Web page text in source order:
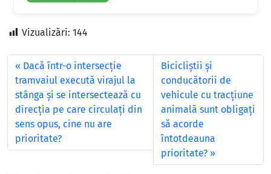
Vizualizări: 144
Dacă într-o intersecţie
tramvaiul execută virajul la
stânga şi se intersectează cu
direcţia pe care circulaţi din
sens opus, cine nu are
prioritate?
Bicicliștii și
conducătorii de
vehicule cu tracțiune
animală sunt obligați
să acorde
întotdeauna
prioritate?